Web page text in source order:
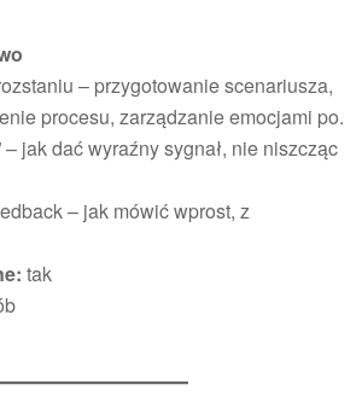
– przygotowanie scenariusza,
procesu, zarządzanie emocjami po.
– jak dać wyraźny sygnał, nie niszcząc
– jak mówić wprost, z
tak